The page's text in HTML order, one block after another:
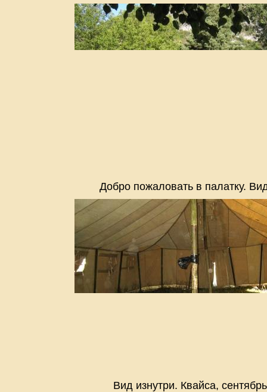
Добро пожаловать в палатку.
Вид изнутри. Квайса,